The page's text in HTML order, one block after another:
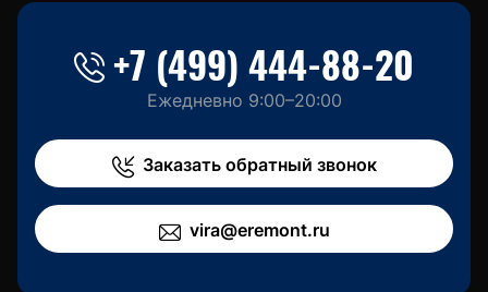
+7 (499) 444-88-20
Ежедневно 9:00–20:00
Заказать обратный звонок
vira@eremont.ru